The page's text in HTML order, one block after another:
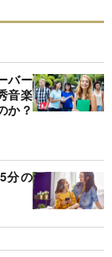
バー
音楽
か？
分の